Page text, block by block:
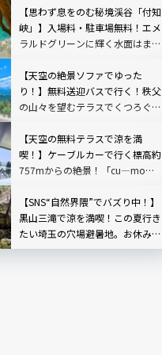
チ観光のベストの時間帯は？行き
方から持ち物まで完全ガイド
【思わず息をのむ秘境渓谷「付知
峡」】入場料・駐車場無料！エメ
ラルドグリーンに輝く水面はまる
【天空の絶景ソファでゆった
り！】無料送迎バスで行く！秩父
の山々を望むテラスでくつろぐ
レビュー｜埼玉県
【天空の無料テラスで涼を満
喫！】ケーブルカーで行く標高約
757mからの絶景！「cu―mo箱
【SNS“自然界隈”でバズり中！】
黒山三滝で涼を満喫！この夏行き
たい埼玉の穴場避暑地。お休み処
で味わう癒やしのひととき｜埼玉